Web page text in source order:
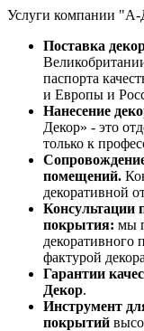
Услуги компании
Поставка
паспорта
и Европы и
Нанесение
Декор» - это
только к
помещений.
декоративной
Консультации
покрытия: мы
декоративного
фактурой
Гарантии
Декор.
Инструмент
покрытий